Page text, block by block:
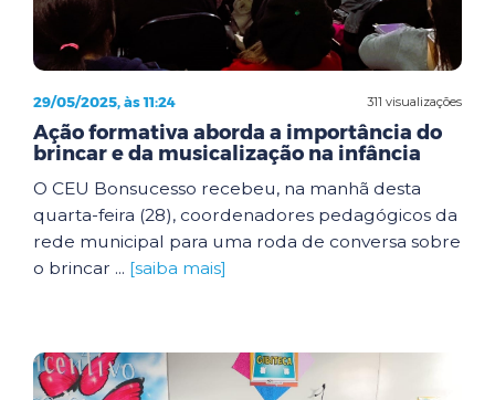
311 visualizações
29/05/2025, às 11:24
Ação formativa aborda a importância do
brincar e da musicalização na infância
O CEU Bonsucesso recebeu, na manhã desta
quarta-feira (28), coordenadores pedagógicos da
rede municipal para uma roda de conversa sobre
o brincar ... [saiba mais]